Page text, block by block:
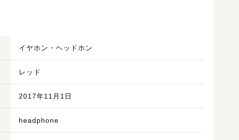
イヤホン・ヘッドホン
レッド
2017年11月1日
headphone